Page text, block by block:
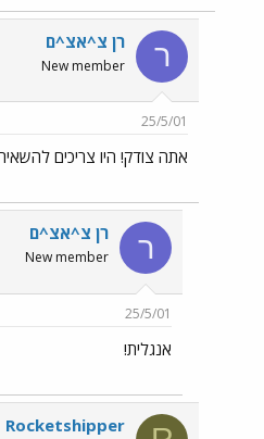
ר רן צ^אצ^ם
New member
25/5/01
אתה צודק! היו צריכים
ר רן צ^אצ^ם
New member
25/5/01
אנגלית!
Rocketshipper